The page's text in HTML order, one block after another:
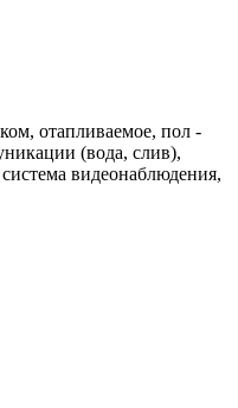
отапливаемое, пол -
(вода, слив),
видеонаблюдения,